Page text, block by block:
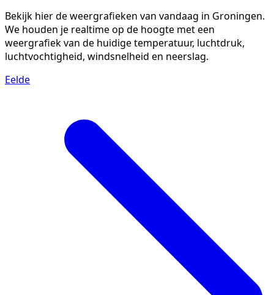
Bekijk hier de weergrafieken van vandaag in Groningen.
We houden je realtime op de hoogte met een
weergrafiek van de huidige temperatuur, luchtdruk,
luchtvochtigheid, windsnelheid en neerslag.
Eelde